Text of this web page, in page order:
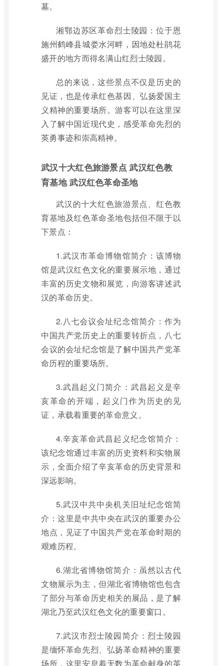
墓。
湘鄂边苏区革命烈士陵园：位于恩
施州鹤峰县城娄水河畔，因地处杜鹃花
盛开的地方而得名满山红烈士陵园。
总的来说，这些景点不仅是历史的
见证，也是传承红色基因、弘扬爱国主
义精神的重要场所。游客可以在这里深
入了解中国近现代史，感受革命先烈的
英勇事迹和崇高精神。
武汉十大红色旅游景点 武汉红色教
育基地 武汉红色革命圣地
武汉的十大红色旅游景点、红色教
育基地及红色革命圣地包括但不限于以
下景点：
1.武汉市革命博物馆简介：该博物
馆是武汉红色文化的重要展示地，通过
丰富的历史文物和展览，向游客讲述武
汉的革命历史。
2.八七会议会址纪念馆简介：作为
中国共产党历史上的重要转折点，八七
会议的会址纪念馆是了解中国共产党革
命历程的重要场所。
3.武昌起义门简介：武昌起义是辛
亥革命的开端，起义门作为历史的见
证，承载着重要的革命意义。
4.辛亥革命武昌起义纪念馆简介：
该纪念馆通过丰富的历史资料和实物展
示，全面介绍了辛亥革命的历史背景和
深远影响。
5.武汉中共中央机关旧址纪念馆简
介：这里是中共中央在武汉的重要办公
地点，见证了中国共产党在革命时期的
艰难历程。
6.湖北省博物馆简介：虽然以古代
文物展示为主，但湖北省博物馆也包含
了部分与革命历史相关的展品，是了解
湖北乃至武汉红色文化的重要窗口。
7.武汉市烈士陵园简介：烈士陵园
是缅怀革命先烈、弘扬革命精神的重要
场所，这里安息着无数为革命献身的英